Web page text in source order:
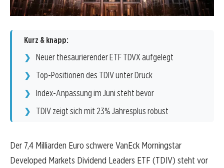
Kurz & knapp:
Neuer thesaurierender ETF TDVX aufgelegt
Top-Positionen des TDIV unter Druck
Index-Anpassung im Juni steht bevor
TDIV zeigt sich mit 23% Jahresplus robust
Der 7,4 Milliarden Euro schwere VanEck Morningstar
Developed Markets Dividend Leaders ETF (TDIV) steht vor